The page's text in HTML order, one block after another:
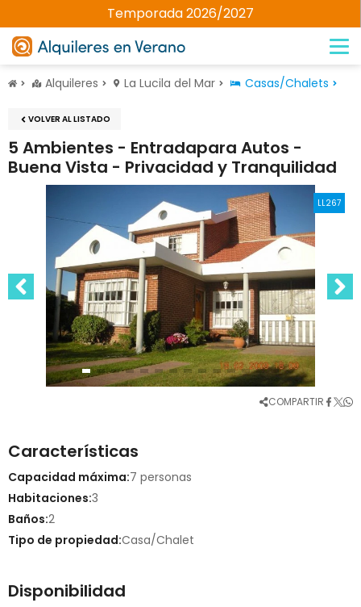
Temporada 2026/2027
Alquileres La Lucila del Mar Casas/Chalets
VOLVER AL LISTADO
5 Ambientes - Entradapara Autos -
Buena Vista - Privacidad y Tranquilidad
LL267
COMPARTIR
Características
Capacidad máxima:7 personas
Habitaciones:3
Baños:2
Tipo de propiedad:Casa/Chalet
Disponibilidad